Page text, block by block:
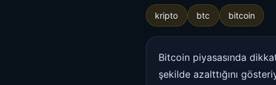
kripto btc bitcoin
Bitcoin piyasasında
şekilde azalttığını